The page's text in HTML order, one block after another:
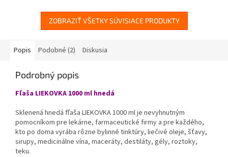
✅ Hliníkové viečkos poistným
(garančním) krúžkom
objednajteTU
odoslanie!
✅ Hliníkové viečkos poistným
(garančím) krúžkom
ZOBRAZIŤ VŠETKY SÚVISIACE PRODUKTY
Popis Podobné (2) Diskusia
Podrobný popis
Fľaša LIEKOVKA 1000 ml hnedá
Sklenená hnedá fľaša LIEKOVKA 1000 ml je nevyhnutným
pomocníkom pre lekárne, farmaceutické firmy a pre každého,
kto po doma vyrába rôzne bylinné tinktúry, liečivé oleje, šťavy,
sirupy, medicinálne vína, maceráty, destiláty, gély, roztoky,
teku.